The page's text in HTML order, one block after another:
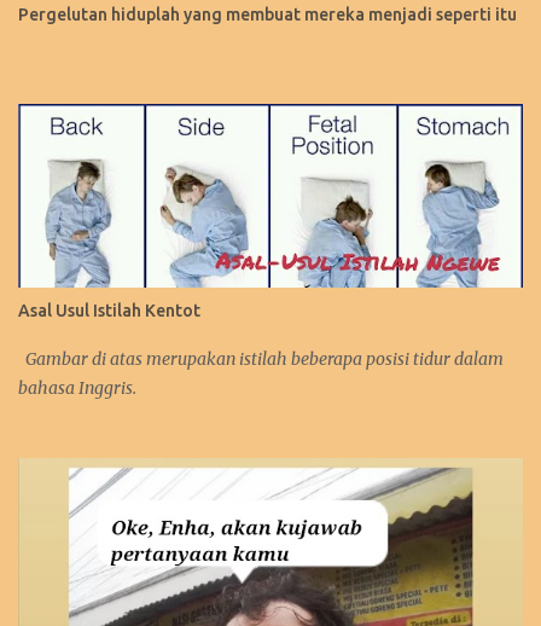
Pergelutan hiduplah yang membuat mereka menjadi seperti itu
Asal Usul Istilah Kentot
Gambar di atas merupakan istilah beberapa posisi tidur dalam
bahasa Inggris.